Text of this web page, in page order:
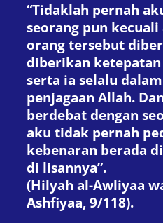
“Tidaklah pernah
seorang pun
orang tersebut
diberikan
serta ia selalu
penjagaan Allah.
berdebat dengan
aku tidak pernah
kebenaran berada
di lisannya”.
(Hilyah al-Awliyaa
Ashfiyaa, 9/118).